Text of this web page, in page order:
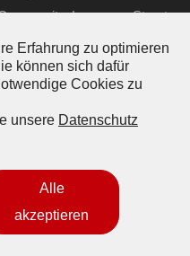
Longgang Street,
China
Co., Ltd.Alle
Erfahrung zu optimieren
können sich dafür
Cookies zu
unsere Datenschutz
Alle
akzeptieren